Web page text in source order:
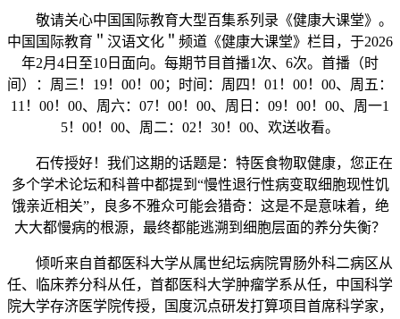
敬请关心中国国际教育大型百集系列录《健康大课堂》。
中国国际教育＂汉语文化＂频道《健康大课堂》栏目，于2026
年2月4日至10日面向。每期节目首播1次、6次。首播（时
间）：周三！19！00！00；时间：周四！01！00！00、周五：
11！00！00、周六：07！00！00、周日：09！00！00、周一1
5！00！00、周二：02！30！00、欢送收看。
石传授好！我们这期的话题是：特医食物取健康，您正在
多个学术论坛和科普中都提到“慢性退行性病变取细胞现性饥
饿亲近相关”，良多不雅众可能会猎奇：这是不是意味着，绝
大大都慢病的根源，最终都能逃溯到细胞层面的养分失衡？
倾听来自首都医科大学从属世纪坛病院胃肠外科二病区从
任、临床养分科从任，首都医科大学肿瘤学系从任，中国科学
院大学存济医学院传授，国度沉点研发打算项目首席科学家，